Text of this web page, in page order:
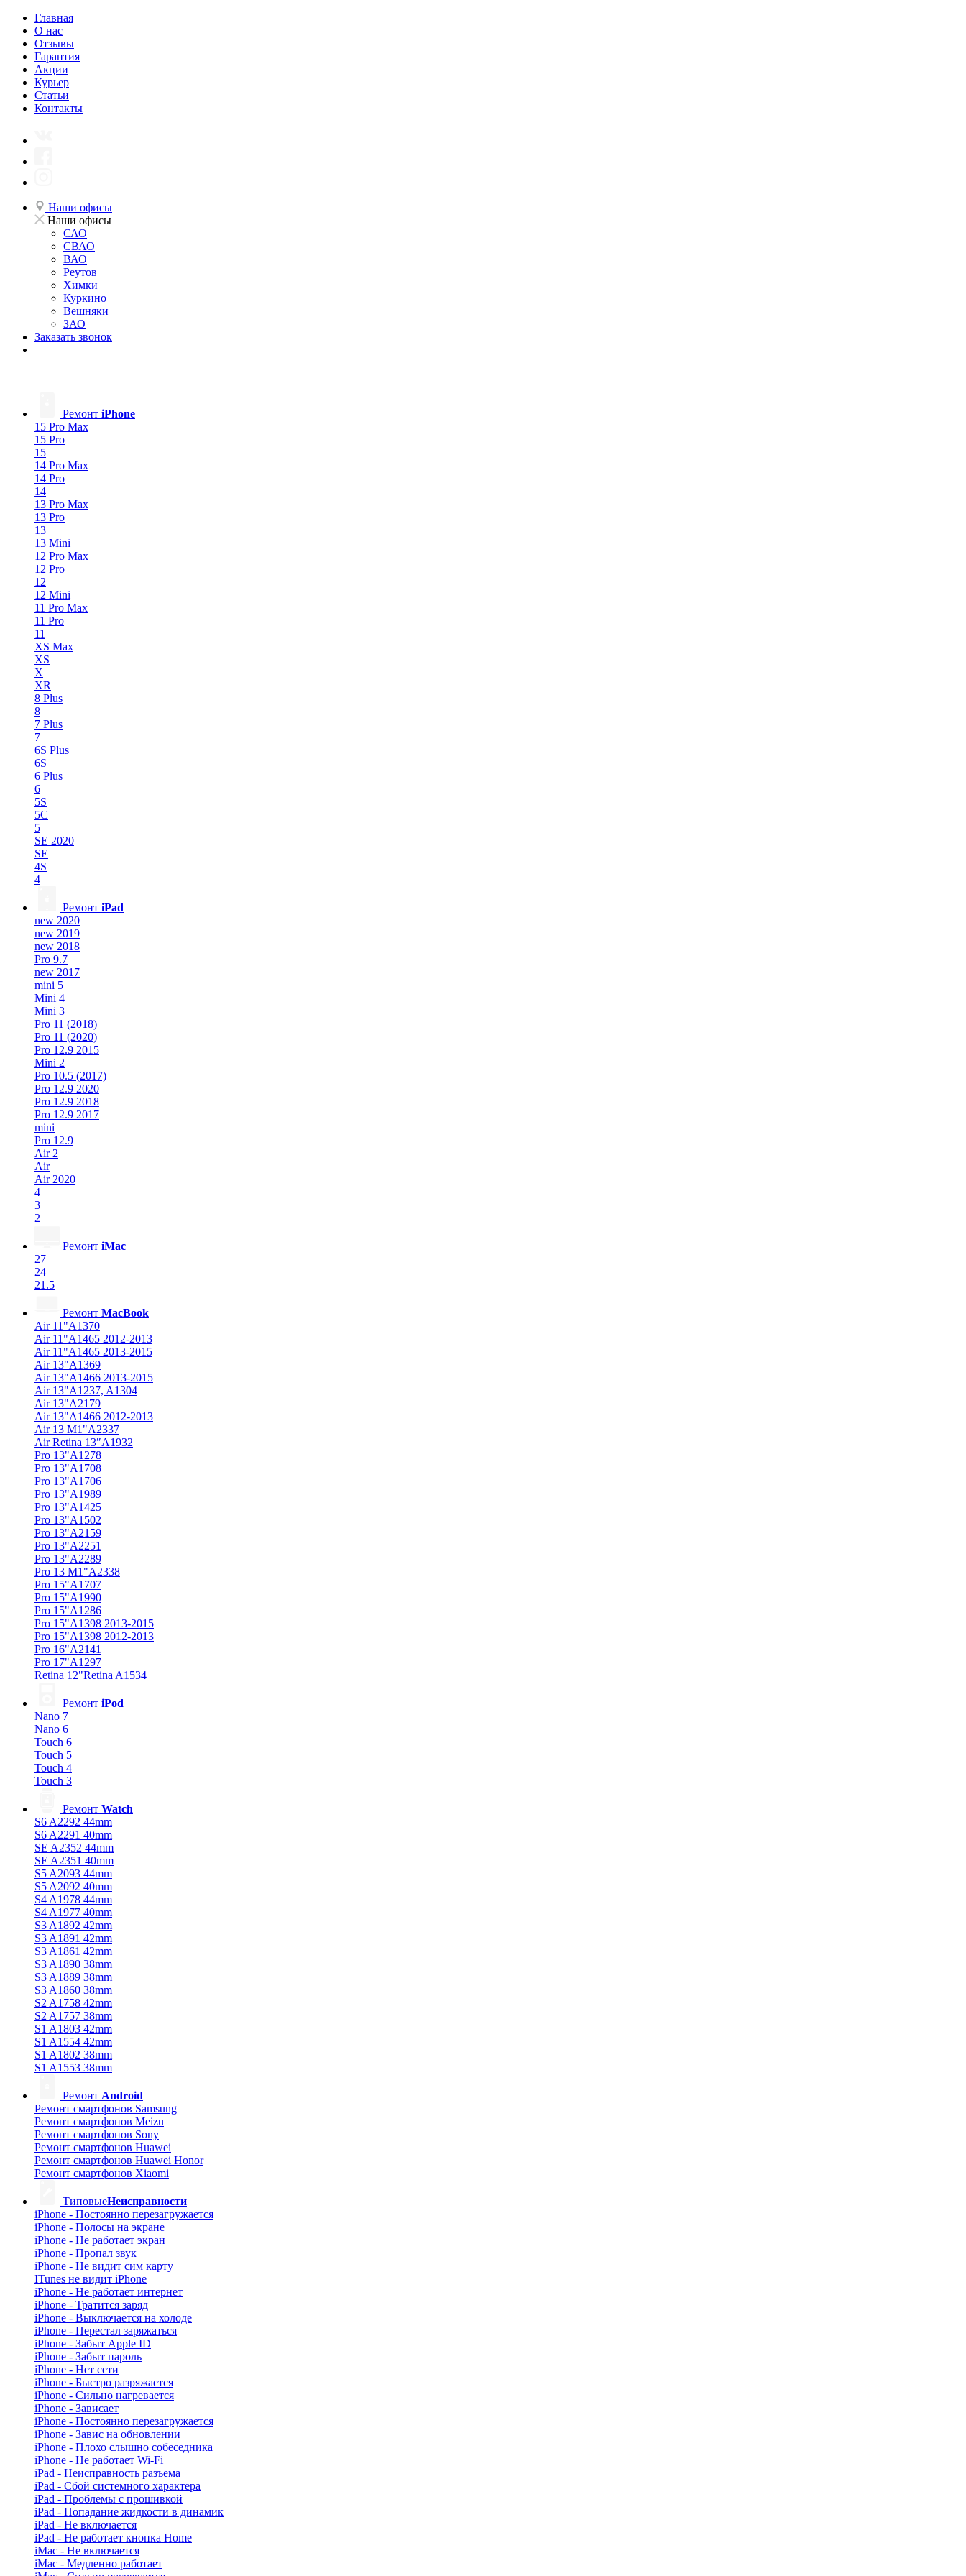
Главная
О нас
Отзывы
Гарантия
Акции
Курьер
Статьи
Контакты
Наши офисы
Наши офисы
САО
СВАО
ВАО
Реутов
Химки
Куркино
Вешняки
ЗАО
Заказать звонок
Ремонт iPhone
15 Pro Max
15 Pro
15
14 Pro Max
14 Pro
14
13 Pro Max
13 Pro
13
13 Mini
12 Pro Max
12 Pro
12
12 Mini
11 Pro Max
11 Pro
11
XS Max
XS
X
XR
8 Plus
8
7 Plus
7
6S Plus
6S
6 Plus
6
5S
5C
5
SE 2020
SE
4S
4
Ремонт iPad
new 2020
new 2019
new 2018
Pro 9.7
new 2017
mini 5
Mini 4
Mini 3
Pro 11 (2018)
Pro 11 (2020)
Pro 12.9 2015
Mini 2
Pro 10.5 (2017)
Pro 12.9 2020
Pro 12.9 2018
Pro 12.9 2017
mini
Pro 12.9
Air 2
Air
Air 2020
4
3
2
Ремонт iMac
27
24
21.5
Ремонт MacBook
Air 11"A1370
Air 11"A1465 2012-2013
Air 11"A1465 2013-2015
Air 13"A1369
Air 13"A1466 2013-2015
Air 13"A1237, A1304
Air 13"A2179
Air 13"A1466 2012-2013
Air 13 M1"A2337
Air Retina 13″A1932
Pro 13"A1278
Pro 13"A1708
Pro 13"A1706
Pro 13"A1989
Pro 13"A1425
Pro 13"A1502
Pro 13"A2159
Pro 13"A2251
Pro 13"A2289
Pro 13 M1"A2338
Pro 15"A1707
Pro 15"A1990
Pro 15"A1286
Pro 15"A1398 2013-2015
Pro 15"A1398 2012-2013
Pro 16"A2141
Pro 17"A1297
Retina 12"Retina A1534
Ремонт iPod
Nano 7
Nano 6
Touch 6
Touch 5
Touch 4
Touch 3
Ремонт Watch
S6 A2292 44mm
S6 A2291 40mm
SE A2352 44mm
SE A2351 40mm
S5 A2093 44mm
S5 A2092 40mm
S4 A1978 44mm
S4 A1977 40mm
S3 A1892 42mm
S3 A1891 42mm
S3 A1861 42mm
S3 A1890 38mm
S3 A1889 38mm
S3 A1860 38mm
S2 A1758 42mm
S2 A1757 38mm
S1 A1803 42mm
S1 A1554 42mm
S1 A1802 38mm
S1 A1553 38mm
Ремонт Android
Ремонт смартфонов Samsung
Ремонт смартфонов Meizu
Ремонт смартфонов Sony
Ремонт смартфонов Huawei
Ремонт смартфонов Huawei Honor
Ремонт смартфонов Xiaomi
ТиповыеНеисправности
iPhone - Постоянно перезагружается
iPhone - Полосы на экране
iPhone - Не работает экран
iPhone - Пропал звук
iPhone - Не видит сим карту
ITunes не видит iPhone
iPhone - Не работает интернет
iPhone - Тратится заряд
iPhone - Выключается на холоде
iPhone - Перестал заряжаться
iPhone - Забыт Apple ID
iPhone - Забыт пароль
iPhone - Нет сети
iPhone - Быстро разряжается
iPhone - Сильно нагревается
iPhone - Зависает
iPhone - Постоянно перезагружается
iPhone - Завис на обновлении
iPhone - Плохо слышно собеседника
iPhone - Не работает Wi-Fi
iPad - Неисправность разъема
iPad - Сбой системного характера
iPad - Проблемы с прошивкой
iPad - Попадание жидкости в динамик
iPad - Не включается
iPad - Не работает кнопка Home
iMac - Не включается
iMac - Медленно работает